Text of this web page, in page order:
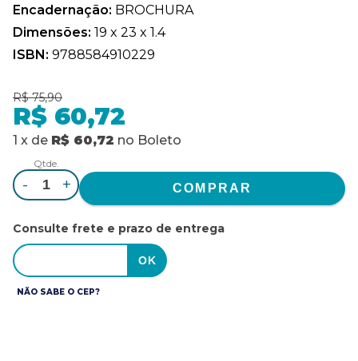
Encadernação: BROCHURA
Dimensões: 19 x 23 x 1.4
ISBN: 9788584910229
R$ 75,90
R$ 60,72
1 x de R$ 60,72 no Boleto
Qtde.
- +
Consulte frete e prazo de entrega
NÃO SABE O CEP?